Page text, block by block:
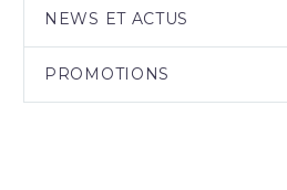
NEWS ET ACTUS
PROMOTIONS